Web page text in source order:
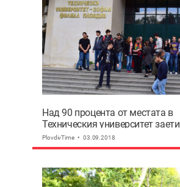
Над 90 процента от местата в
Техническия университет заети
PlovdivTime 03.09.2018